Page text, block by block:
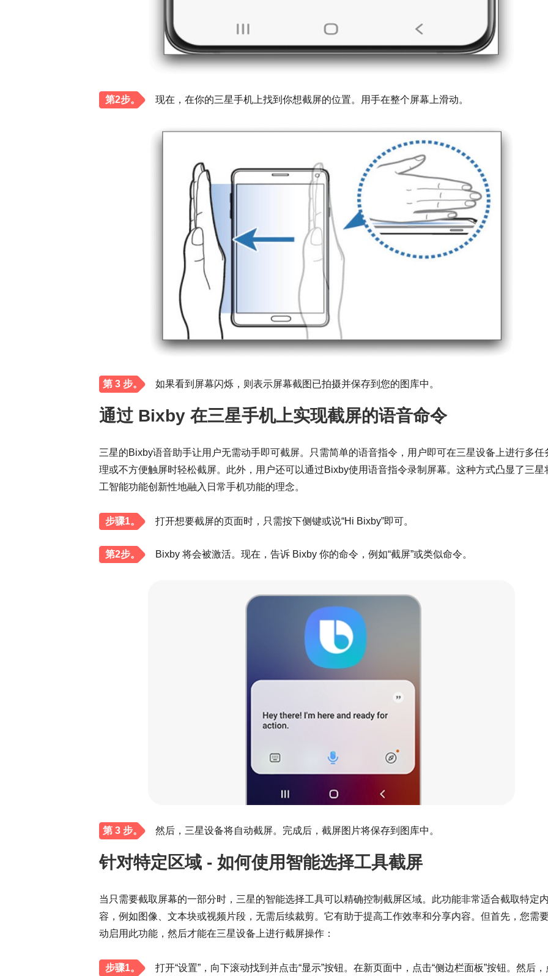
第2步。 现在，在你的三星手机上找到你想截屏的位置。用手在整个屏幕上滑动。
第 3 步。 如果看到屏幕闪烁，则表示屏幕截图已拍摄并保存到您的图库中。
通过 Bixby 在三星手机上实现截屏的语音命令
三星的Bixby语音助手让用户无需动手即可截屏。只需简单的语音指令，用户即可在三星设备上进行多任
理或不方便触屏时轻松截屏。此外，用户还可以通过Bixby使用语音指令录制屏幕。这种方式凸显了三星
工智能功能创新性地融入日常手机功能的理念。
步骤1。 打开想要截屏的页面时，只需按下侧键或说“Hi Bixby”即可。
第2步。 Bixby 将会被激活。现在，告诉 Bixby 你的命令，例如“截屏”或类似命令。
第 3 步。 然后，三星设备将自动截屏。完成后，截屏图片将保存到图库中。
针对特定区域 - 如何使用智能选择工具截屏
当只需要截取屏幕的一部分时，三星的智能选择工具可以精确控制截屏区域。此功能非常适合截取特定内
容，例如图像、文本块或视频片段，无需后续裁剪。它有助于提高工作效率和分享内容。但首先，您需
动启用此功能，然后才能在三星设备上进行截屏操作：
步骤1。 打开“设置”，向下滚动找到并点击“显示”按钮。在新页面中，点击“侧边栏面板”按钮。然后，